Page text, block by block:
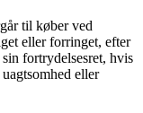
til køber ved
eller forringet, efter
fortrydelsesret, hvis
eller